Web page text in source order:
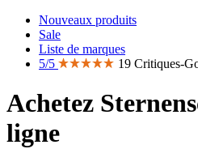
Nouveaux produits
Sale
Liste de marques
5/5
19 Critiques-
Achetez
ligne